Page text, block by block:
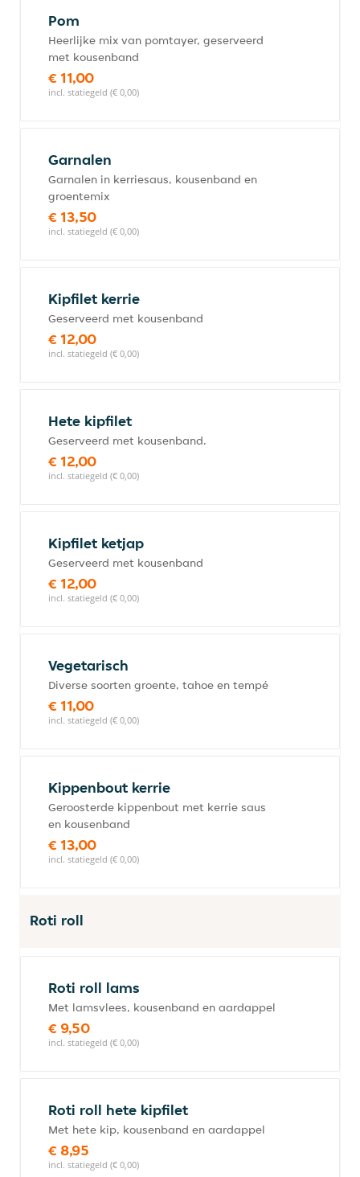
Pom
Heerlijke mix van pomtayer, geserveerd
met kousenband
€ 11,00
incl. statiegeld (€ 0,00)
Garnalen
Garnalen in kerriesaus, kousenband en
groentemix
€ 13,50
incl. statiegeld (€ 0,00)
Kipfilet kerrie
Geserveerd met kousenband
€ 12,00
incl. statiegeld (€ 0,00)
Hete kipfilet
Geserveerd met kousenband.
€ 12,00
incl. statiegeld (€ 0,00)
Kipfilet ketjap
Geserveerd met kousenband
€ 12,00
incl. statiegeld (€ 0,00)
Vegetarisch
Diverse soorten groente, tahoe en tempé
€ 11,00
incl. statiegeld (€ 0,00)
Kippenbout kerrie
Geroosterde kippenbout met kerrie saus
en kousenband
€ 13,00
incl. statiegeld (€ 0,00)
Roti roll
Roti roll lams
Met lamsvlees, kousenband en aardappel
€ 9,50
incl. statiegeld (€ 0,00)
Roti roll hete kipfilet
Met hete kip, kousenband en aardappel
€ 8,95
incl. statiegeld (€ 0,00)